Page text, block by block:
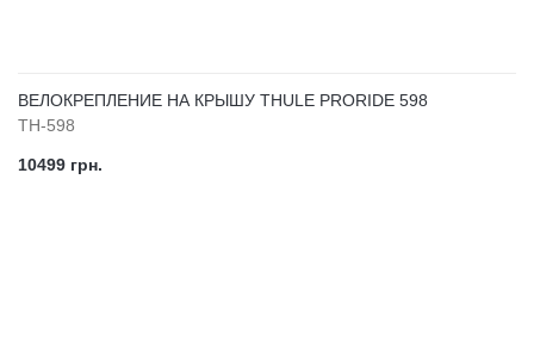
ВЕЛОКРЕПЛЕНИЕ НА КРЫШУ THULE PRORIDE 598
TH-598
10499 грн.